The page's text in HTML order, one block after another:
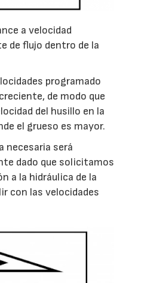
a velocidad
de flujo dentro de la
programado
de modo que
del husillo en la
el grueso es mayor.
necesaria será
dado que solicitamos
a la hidráulica de la
con las velocidades